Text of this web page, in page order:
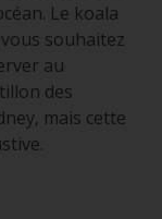
Le koala
souhaitez
au
des
mais cette